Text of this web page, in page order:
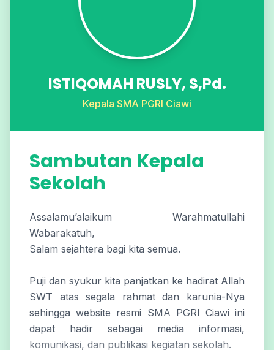
ISTIQOMAH RUSLY, S,Pd.
Kepala SMA PGRI Ciawi
Sambutan Kepala
Sekolah
Assalamu’alaikum Warahmatullahi
Wabarakatuh,
Salam sejahtera bagi kita semua.
Puji dan syukur kita panjatkan ke hadirat Allah
SWT atas segala rahmat dan karunia-Nya
sehingga website resmi SMA PGRI Ciawi ini
dapat hadir sebagai media informasi,
komunikasi, dan publikasi kegiatan sekolah.